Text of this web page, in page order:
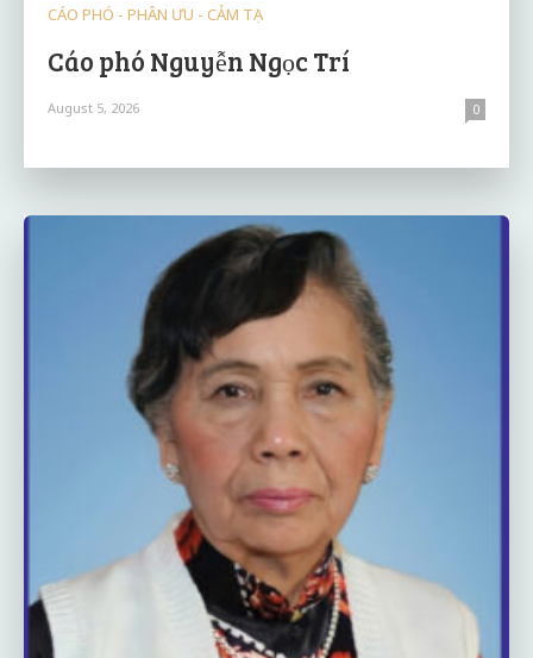
CÁO PHÓ - PHÂN ƯU - CẢM TẠ
Cáo phó Nguyễn Ngọc Trí
August 5, 2026 0